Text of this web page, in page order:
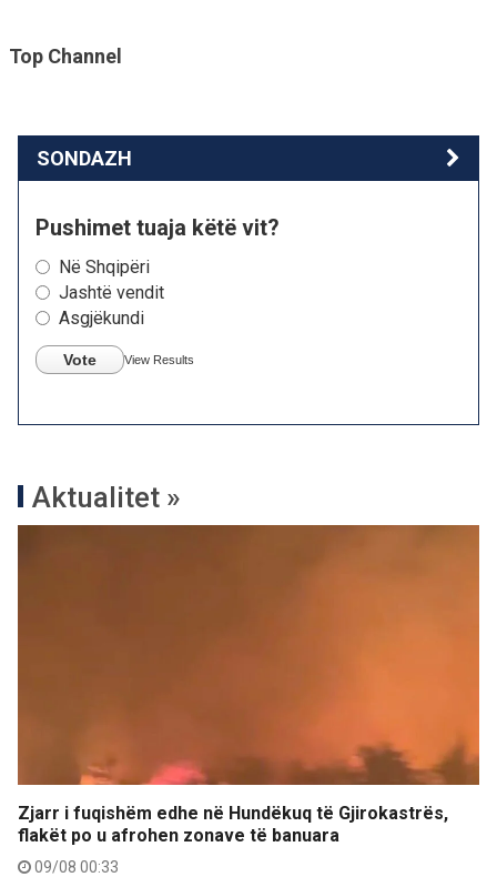
Top Channel
SONDAZH
Pushimet tuaja këtë vit?
Në Shqipëri
Jashtë vendit
Asgjëkundi
Vote View Results
Aktualitet »
Zjarr i fuqishëm edhe në Hundëkuq të Gjirokastrës,
flakët po u afrohen zonave të banuara
09/08 00:33